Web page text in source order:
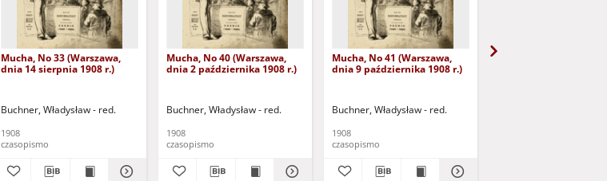
Mucha, No 33 (Warszawa,
dnia 14 sierpnia 1908 r.)
Buchner, Władysław - red.
1908
czasopismo
Mucha, No 40 (Warszawa,
dnia 2 października 1908 r.)
Buchner, Władysław - red.
1908
czasopismo
Mucha, No 41 (Warszawa,
dnia 9 października 1908 r.)
Buchner, Władysław - red.
1908
czasopismo